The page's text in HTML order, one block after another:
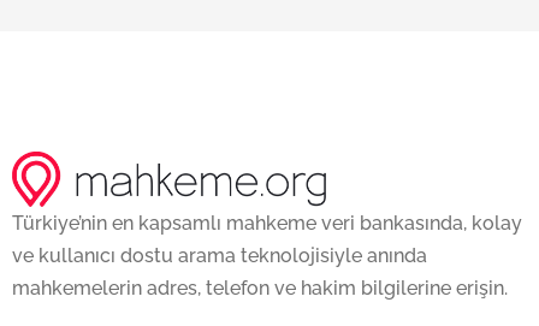
Türkiye’nin en kapsamlı mahkeme veri bankasında, kolay
ve kullanıcı dostu arama teknolojisiyle anında
mahkemelerin adres, telefon ve hakim bilgilerine erişin.